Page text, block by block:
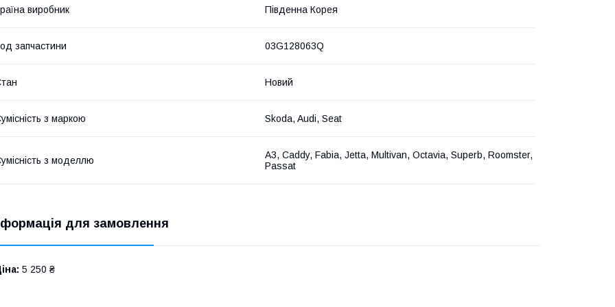
виробник Південна Корея
запчастини 03G128063Q
Новий
з маркою Skoda, Audi, Seat
з моделлю
A3, Caddy, Fabia, Jetta, Multivan, Octavia, Superb, Roomster,
Passat
для замовлення
5 250 ₴